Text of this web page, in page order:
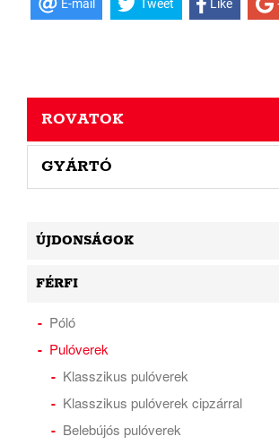
E-mail Tweet Like
ROVATOK
GYÁRTÓ
ÚJDONSÁGOK
FÉRFI
Póló
Pulóverek
Klasszikus pulóverek
Klasszikus pulóverek cipzárral
Belebújós pulóverek